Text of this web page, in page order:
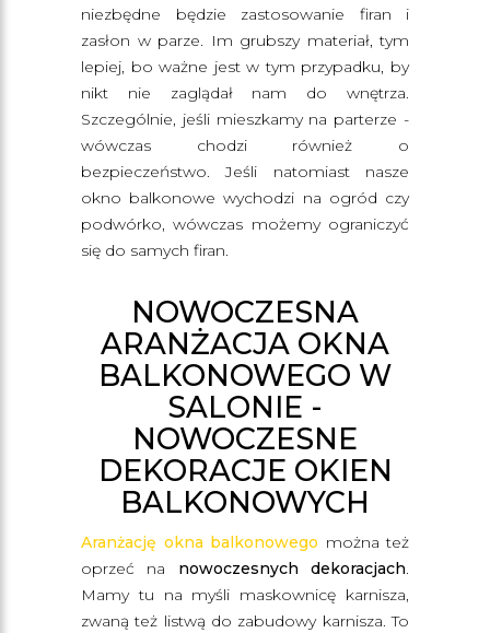
niezbędne będzie zastosowanie firan i
zasłon w parze. Im grubszy materiał, tym
lepiej, bo ważne jest w tym przypadku, by
nikt nie zaglądał nam do wnętrza.
Szczególnie, jeśli mieszkamy na parterze -
wówczas chodzi również o
bezpieczeństwo. Jeśli natomiast nasze
okno balkonowe wychodzi na ogród czy
podwórko, wówczas możemy ograniczyć
się do samych firan.
NOWOCZESNA
ARANŻACJA OKNA
BALKONOWEGO W
SALONIE -
NOWOCZESNE
DEKORACJE OKIEN
BALKONOWYCH
Aranżację okna balkonowego można też
oprzeć na nowoczesnych dekoracjach.
Mamy tu na myśli maskownicę karnisza,
zwaną też listwą do zabudowy karnisza. To